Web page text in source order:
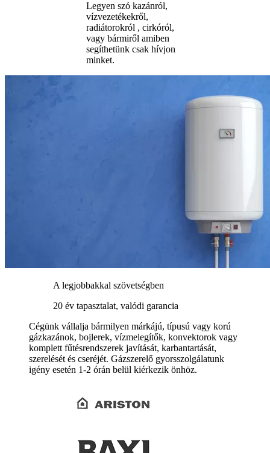
Legyen szó kazánról,
vízvezetékekről,
radiátorokról , cirkóról,
vagy bármiről amiben
segíthetünk csak hívjon
minket.
A legjobbakkal szövetségben
20 év tapasztalat, valódi garancia
Cégünk vállalja bármilyen márkájú, típusú vagy korú
gázkazánok, bojlerek, vízmelegítők, konvektorok vagy
komplett fűtésrendszerek javítását, karbantartását,
szerelését és cseréjét. Gázszerelő gyorsszolgálatunk
igény esetén 1-2 órán belül kiérkezik önhöz.